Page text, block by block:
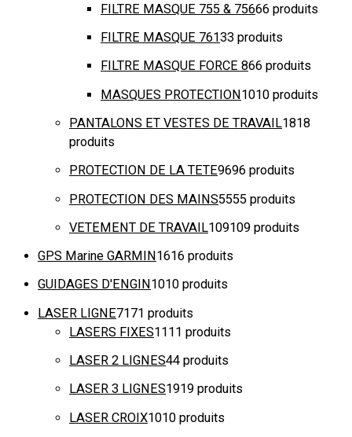
FILTRE MASQUE 755 & 75666 produits
FILTRE MASQUE 76133 produits
FILTRE MASQUE FORCE 866 produits
MASQUES PROTECTION1010 produits
PANTALONS ET VESTES DE TRAVAIL1818
produits
PROTECTION DE LA TETE9696 produits
PROTECTION DES MAINS5555 produits
VETEMENT DE TRAVAIL109109 produits
GPS Marine GARMIN 1616 produits
GUIDAGES D'ENGIN 1010 produits
LASER LIGNE7171 produits
LASERS FIXES1111 produits
LASER 2 LIGNES44 produits
LASER 3 LIGNES1919 produits
LASER CROIX1010 produits